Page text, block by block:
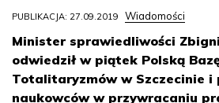
PUBLIKACJA: 27.09.2019 Wiadomości
Minister sprawiedliwości
odwiedził w piątek Polską
Totalitaryzmów w Szczecinie i
naukowców w przywracaniu